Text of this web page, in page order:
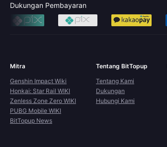
Dukungan Pembayaran
Mitra
Genshin Impact Wiki
Honkai: Star Rail WIKI
Zenless Zone Zero WIKI
PUBG Mobile WIKI
BitTopup News
Tentang BitTopup
Tentang Kami
Dukungan
Hubungi Kami